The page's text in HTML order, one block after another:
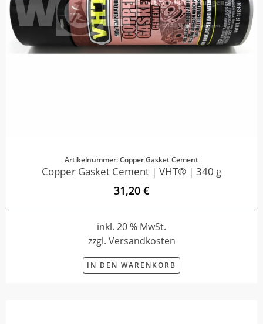
Artikelnummer: Copper Gasket Cement
Copper Gasket Cement | VHT® | 340 g
31,20 €
inkl. 20 % MwSt.
zzgl. Versandkosten
IN DEN WARENKORB